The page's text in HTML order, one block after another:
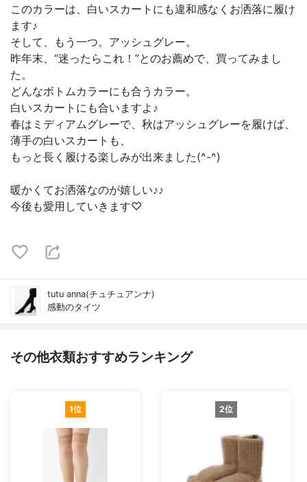
このカラーは、白いスカートにも違和感なくお洒落に履け
ます♪
そして、もう一つ。アッシュグレー。
昨年末、“迷ったらこれ！”とのお薦めで、買ってみまし
た。
どんなボトムカラーにも合うカラー。
白いスカートにも合いますよ♪
春はミディアムグレーで、秋はアッシュグレーを履けば、
薄手の白いスカートも、
もっと長く履ける楽しみが出来ました(^-^)
暖かくてお洒落なのが嬉しい♪♪
今後も愛用していきます♡
tutu anna(チュチュアンナ)
感動のタイツ
その他衣類おすすめランキング
1位 2位